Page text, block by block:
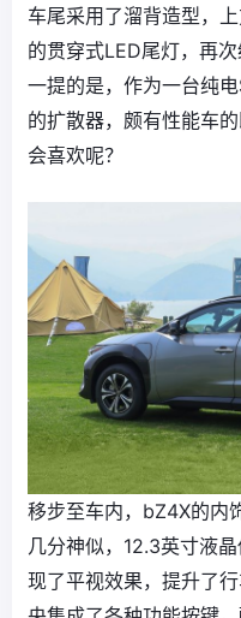
车尾采用了溜背造型，
的贯穿式LED尾灯，再
一提的是，作为一台纯
的扩散器，颇有性能车
会喜欢呢？
移步至车内，bZ4X的内
几分神似，12.3英寸液
现了平视效果，提升了